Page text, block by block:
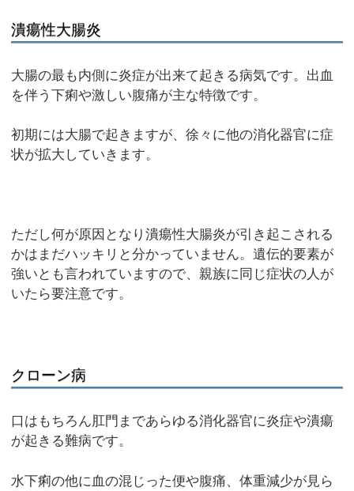
潰瘍性大腸炎
大腸の最も内側に炎症が出来て起きる病気です。出血
を伴う下痢や激しい腹痛が主な特徴です。
初期には大腸で起きますが、徐々に他の消化器官に症
状が拡大していきます。
ただし何が原因となり潰瘍性大腸炎が引き起こされる
かはまだハッキリと分かっていません。遺伝的要素が
強いとも言われていますので、親族に同じ症状の人が
いたら要注意です。
クローン病
口はもちろん肛門まであらゆる消化器官に炎症や潰瘍
が起きる難病です。
水下痢の他に血の混じった便や腹痛、体重減少が見ら